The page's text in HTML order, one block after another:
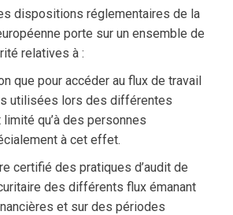
dispositions réglementaires de la
porte sur un ensemble de
relatives à :
que pour accéder au flux de travail
utilisées lors des différentes
limité qu’à des personnes
à cet effet.
certifié des pratiques d’audit de
des différents flux émanant
et sur des périodes